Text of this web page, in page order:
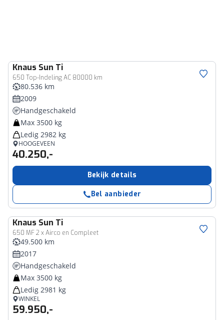
Knaus Sun Ti
650 Top-Indeling AC 80000 km
80.536 km
2009
Handgeschakeld
Max 3500 kg
Ledig 2982 kg
HOOGEVEEN
40.250,-
Bekijk details
Bel aanbieder
Knaus Sun Ti
650 MF 2 x Airco en Compleet
49.500 km
2017
Handgeschakeld
Max 3500 kg
Ledig 2981 kg
WINKEL
59.950,-